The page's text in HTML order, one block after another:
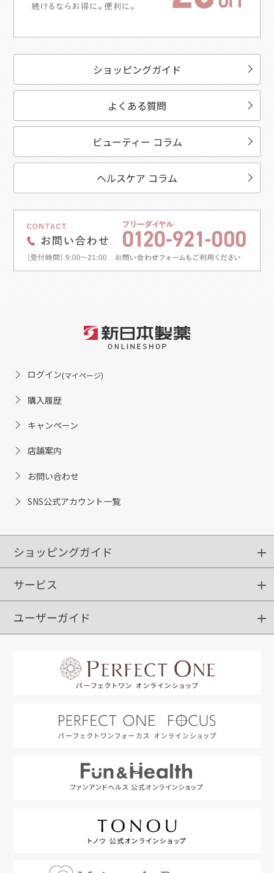
ショッピングガイド
よくある質問
ビューティー コラム
ヘルスケア コラム
ログイン(マイページ)
購入履歴
キャンペーン
店舗案内
お問い合わせ
SNS公式アカウント一覧
ショッピングガイド
ショッピングガイド
ご注文方法
送料・配送
クーポンご利用方法
サービス
定期購入
ポイントサービス
お知らせメール
ユーザーガイド